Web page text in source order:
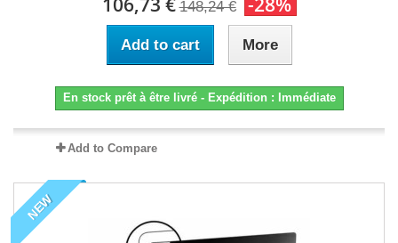
148,24 €
Add to cart More
En stock prêt à être livré - Expédition : Immédiate
Add to Compare
NEW